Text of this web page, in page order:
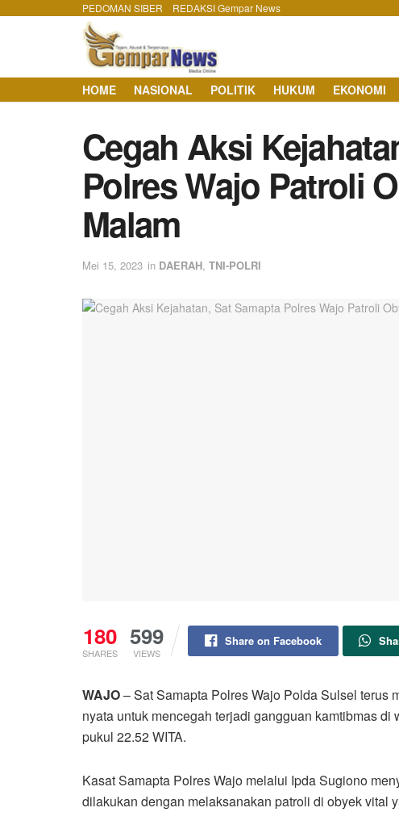
PEDOMAN SIBER REDAKSI Gempar News
HOME NASIONAL POLITIK HUKUM EKONOMI
Cegah Aksi
Polres Wajo Patroli
Malam
Mei 15, 2023 in DAERAH, TNI-POLRI
180
SHARES
599
VIEWS
Share on Facebook
WAJO– Sat Samapta Polres Wajo Polda Sulsel terus
nyata untuk mencegah terjadi gangguan kamtibmas
pukul 22.52 WITA.
Kasat Samapta Polres Wajo melalui Ipda Sugiono
dilakukan dengan melaksanakan patroli di obyek vital